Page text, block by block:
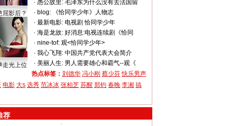
屈影后？
走光上位
· 愚公故里: 毛泽东为什么没有去法国留
· blog:
《恰同学少年》人物志
· 最新电影: 电视剧 恰同学少年
· 海是龙故: 好消息:电视连续剧《恰同
· nine-tof: 观<恰同学少年>
· 我心飞翔: 中国共产党代表大会简介
· 美丽人生: 男人需要雄心和霸气--观《
热点标签： 刘德华 冯小刚 蔡少芬 快乐男声
电影 大s 选秀 范冰冰 张柏芝 苏醒 郑钧 春晚 李湘 搞
荐